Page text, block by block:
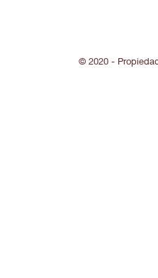
© 2020 -